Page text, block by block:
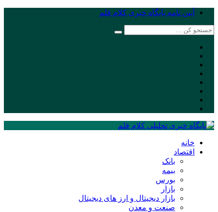
آیین نامه پایگاه خبری کلام قلم
خانه
اقتصاد
بانک
بیمه
بورس
بازار
بازار دیجیتال و ارز های دیجیتال
صنعت و معدن